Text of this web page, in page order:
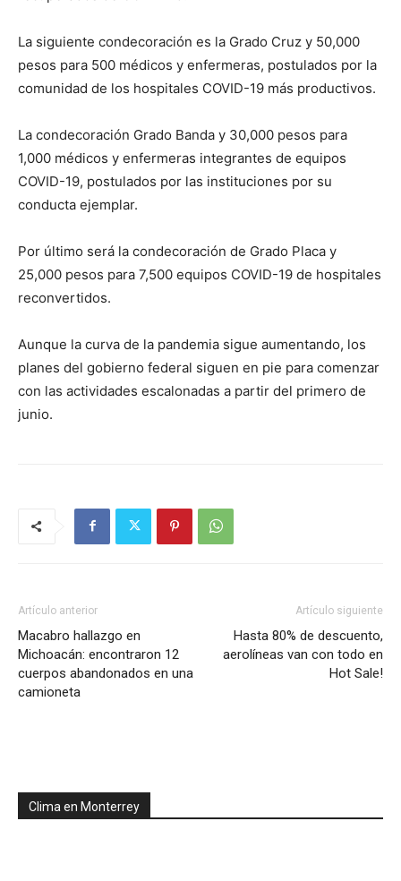
La siguiente condecoración es la Grado Cruz y 50,000
pesos para 500 médicos y enfermeras, postulados por la
comunidad de los hospitales COVID-19 más productivos.
La condecoración Grado Banda y 30,000 pesos para
1,000 médicos y enfermeras integrantes de equipos
COVID-19, postulados por las instituciones por su
conducta ejemplar.
Por último será la condecoración de Grado Placa y
25,000 pesos para 7,500 equipos COVID-19 de hospitales
reconvertidos.
Aunque la curva de la pandemia sigue aumentando, los
planes del gobierno federal siguen en pie para comenzar
con las actividades escalonadas a partir del primero de
junio.
Artículo anterior
Macabro hallazgo en
Michoacán: encontraron 12
cuerpos abandonados en una
camioneta
Artículo siguiente
Hasta 80% de descuento,
aerolíneas van con todo en
Hot Sale!
Clima en Monterrey